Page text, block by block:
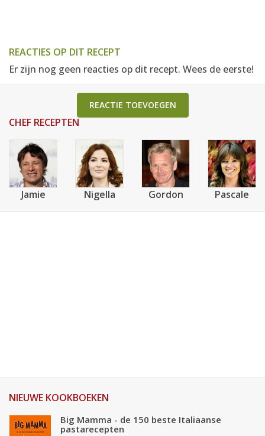
REACTIES OP DIT RECEPT
Er zijn nog geen reacties op dit recept. Wees de eerste!
REACTIE TOEVOEGEN
CHEF RECEPTEN
Jamie Nigella Gordon Pascale
NIEUWE KOOKBOEKEN
Big Mamma - de 150 beste Italiaanse
pastarecepten